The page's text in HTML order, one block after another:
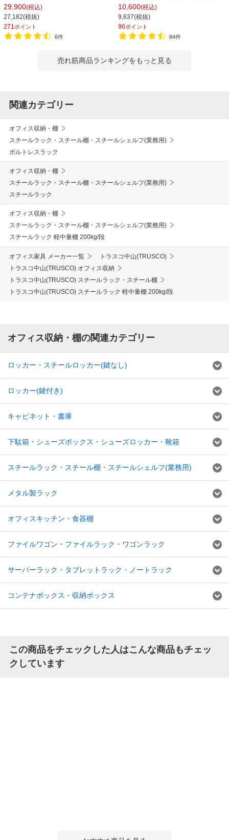
150kg/段 天地6段 幅1812×奥行462×
高さ2100mm スチール棚 スチールシ
ェルフ 収納棚 オープンラック 収納ラ
ック
29,900(税込)
27,182(税抜)
271 ポイント
6件
1800mm 【ホワイト・ブラック】
10,600(税込)
9,637(税抜)
96ポイント
84件
売れ筋商品ランキングをもっと見る
関連カテゴリー
オフィス収納・棚
スチールラック・スチール棚・スチールシェルフ(業務用)
ボルトレスラック
オフィス収納・棚
スチールラック・スチール棚・スチールシェルフ(業務用)
スチールラック
オフィス収納・棚
スチールラック・スチール棚・スチールシェルフ(業務用)
スチールラック 軽中量棚 200kg/段
オフィス家具 メーカー一覧
トラスコ中山(TRUSCO)
トラスコ中山(TRUSCO) オフィス収納
トラスコ中山(TRUSCO) スチールラック・スチール棚
トラスコ中山(TRUSCO) スチールラック 軽中量棚 200kg/段
オフィス収納・棚の関連カテゴリー
ロッカー・スチールロッカー(鍵なし)
ロッカー(鍵付き)
キャビネット・書庫
下駄箱・シューズボックス・シューズロッカー・靴箱
スチールラック・スチール棚・スチールシェルフ(業務用)
メタル製ラック
オフィスキッチン・食器棚
ファイルワゴン・ファイルラック・ワゴンラック
サーバーラック・タブレットラック・ノートラック
コンテナボックス・収納ボックス
この商品をチェックした人はこんな商品もチェッ
クしています